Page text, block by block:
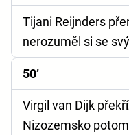
Tijani Reijnders
nerozuměl si se
50’
Virgil van Dijk
Nizozemsko